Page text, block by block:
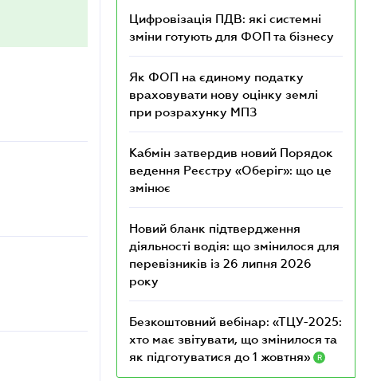
Цифровізація ПДВ: які системні
зміни готують для ФОП та бізнесу
Як ФОП на єдиному податку
враховувати нову оцінку землі
при розрахунку МПЗ
Кабмін затвердив новий Порядок
ведення Реєстру «Оберіг»: що це
змінює
Новий бланк підтвердження
діяльності водія: що змінилося для
перевізників із 26 липня 2026
року
Безкоштовний вебінар: «ТЦУ-2025:
хто має звітувати, що змінилося та
як підготуватися до 1 жовтня»
R